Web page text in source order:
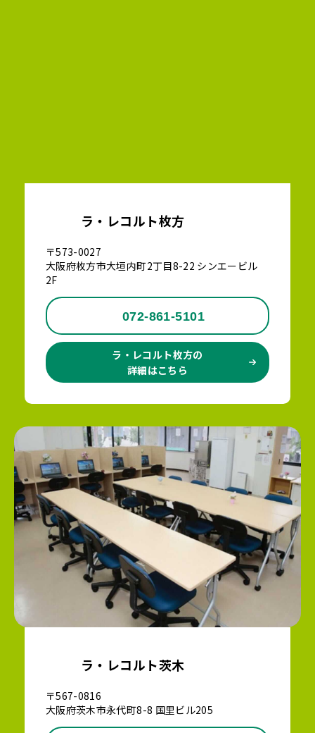
ラ・レコルト枚方
〒573-0027
大阪府枚方市大垣内町2丁目8-22 シンエービル
2F
072-861-5101
ラ・レコルト枚方の
詳細はこちら
ラ・レコルト茨木
〒567-0816
大阪府茨木市永代町8-8 国里ビル205